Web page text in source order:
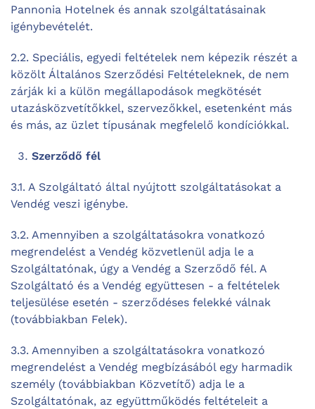
Pannonia Hotelnek és annak szolgáltatásainak
igénybevételét.
2.2. Speciális, egyedi feltételek nem képezik részét a
közölt Általános Szerződési Feltételeknek, de nem
zárják ki a külön megállapodások megkötését
utazásközvetítőkkel, szervezőkkel, esetenként más
és más, az üzlet típusának megfelelő kondíciókkal.
Szerződő fél
3.1. A Szolgáltató által nyújtott szolgáltatásokat a
Vendég veszi igénybe.
3.2. Amennyiben a szolgáltatásokra vonatkozó
megrendelést a Vendég közvetlenül adja le a
Szolgáltatónak, úgy a Vendég a Szerződő fél. A
Szolgáltató és a Vendég együttesen - a feltételek
teljesülése esetén - szerződéses felekké válnak
(továbbiakban Felek).
3.3. Amennyiben a szolgáltatásokra vonatkozó
megrendelést a Vendég megbízásából egy harmadik
személy (továbbiakban Közvetítő) adja le a
Szolgáltatónak, az együttműködés feltételeit a